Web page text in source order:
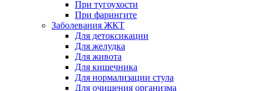
При тугоухости
При фарингите
Заболевания ЖКТ
Для детоксикации
Для желудка
Для живота
Для кишечника
Для нормализации стула
Для очищения организма